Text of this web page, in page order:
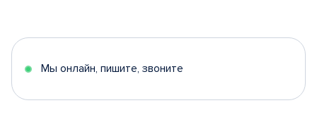
Мы онлайн, пишите, звоните